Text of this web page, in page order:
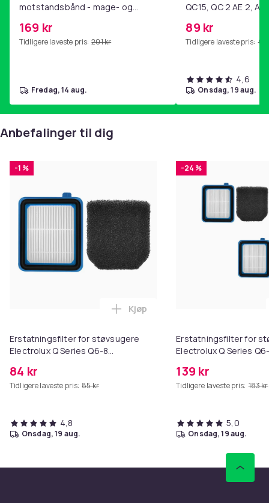
motstandsbånd - mage- og
hjemmegymnastikk Pink
169 kr
Tidligere laveste pris: 201 kr
fredag, 14 aug.
QC15, QC 2 AE 2, AE
89 kr
Tidligere laveste pris: 99
4,6
onsdag, 19 aug.
Anbefalinger til dig
-1 %
Erstatningsfilter for støvsugere
Electrolux Q Series Q6-8
84 kr
Tidligere laveste pris: 85 kr
Legg Erstatningsfilter for
Kjøp
4,8
onsdag, 19 aug.
-24 %
Erstatningsfilter for
Electrolux Q Series
139 kr
Tidligere laveste pris: 183 kr
5,0
onsdag, 19 aug.